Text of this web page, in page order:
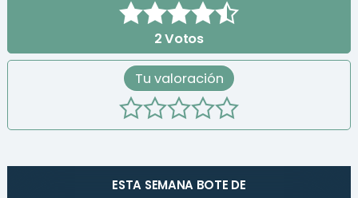
2Votos
Tu valoración
ESTA SEMANA BOTE DE